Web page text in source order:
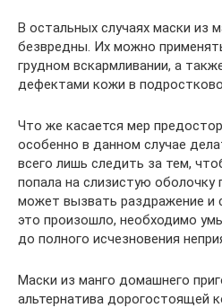
В остальных случаях маски из
безвредны. Их можно
грудном вскармливании, а
дефектами кожи в
Что же касается мер
особенно в данном случае
всего лишь следить за тем,
попала на слизистую оболочку
может вызвать раздражение и
это произошло, необходимо
до полного исчезновения
Маски из манго домашнего
альтернатива дорогостоящей